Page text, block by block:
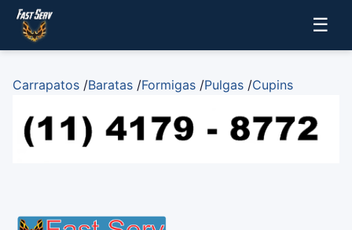
☰
Carrapatos /Baratas /Formigas /Pulgas /Cupins